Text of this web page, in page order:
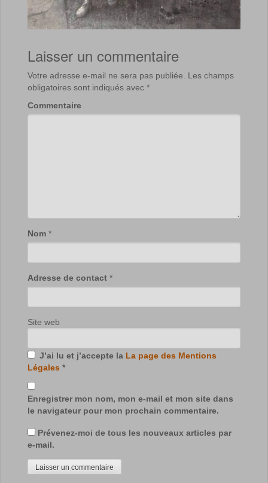
Laisser un commentaire
Votre adresse e-mail ne sera pas publiée. Les champs
obligatoires sont indiqués avec *
Commentaire
Nom *
Adresse de contact *
Site web
J’ai lu et j’accepte la La page des Mentions
Légales *
Enregistrer mon nom, mon e-mail et mon site dans
le navigateur pour mon prochain commentaire.
Prévenez-moi de tous les nouveaux articles par
e-mail.